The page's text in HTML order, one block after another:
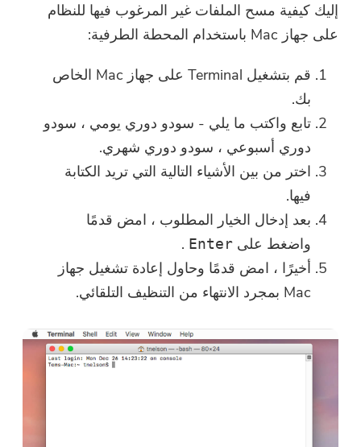
إليك كيفية مسح الملفات غير المرغوب فيها للنظام
على جهاز Mac باستخدام المحطة الطرفية:
قم بتشغيل Terminal على جهاز Mac الخاص
بك.
تابع واكتب ما يلي - سودو دوري يومي ، سودو
دوري أسبوعي ، سودو دوري شهري.
اختر من بين الأشياء التالية التي تريد الكتابة
فيها.
بعد إدخال الخيار المطلوب ، امض قدمًا
واضغط علىEnter
.
أخيرًا ، امض قدمًا وحاول إعادة تشغيل جهاز
Mac بمجرد الانتهاء من التنظيف التلقائي.